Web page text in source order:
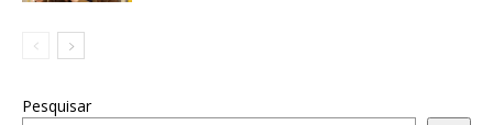
Pesquisar